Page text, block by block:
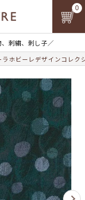
刺繍、刺し子／
0
ラホビーレデザインコレク